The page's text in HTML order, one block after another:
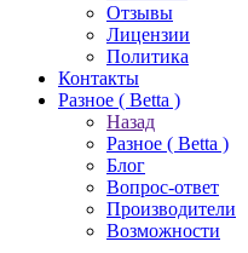
Отзывы
Лицензии
Политика
Контакты
Разное ( Betta )
Назад
Разное ( Betta )
Блог
Вопрос-ответ
Производители
Возможности